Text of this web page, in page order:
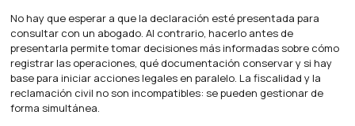
No hay que esperar a que la declaración esté presentada para
consultar con un abogado. Al contrario, hacerlo antes de
presentarla permite tomar decisiones más informadas sobre cómo
registrar las operaciones, qué documentación conservar y si hay
base para iniciar acciones legales en paralelo. La fiscalidad y la
reclamación civil no son incompatibles: se pueden gestionar de
forma simultánea.